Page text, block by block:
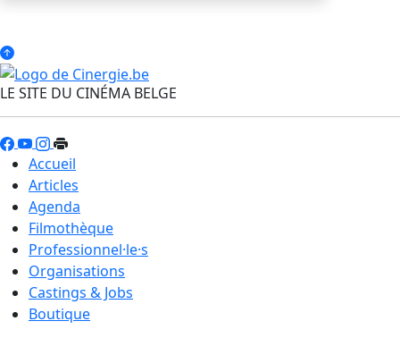
LE SITE DU CINÉMA BELGE
Accueil
Articles
Agenda
Filmothèque
Professionnel·le·s
Organisations
Castings & Jobs
Boutique